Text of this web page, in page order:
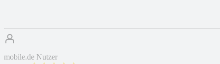
mobile.de Nutzer